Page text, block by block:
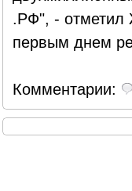
.РФ", - отметил
первым днем
Комментарии: